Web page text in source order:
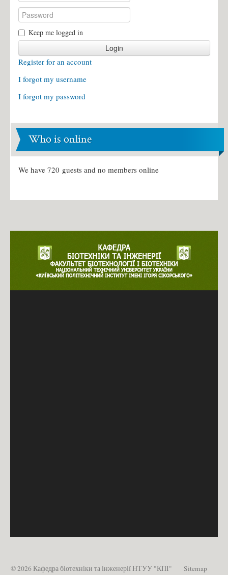
Keep me logged in
Login
Register for an account
I forgot my username
I forgot my password
Who is online
We have 720 guests and no members online
© 2026 Кафедра біотехніки та інженерії НТУУ "КПІ" Sitemap